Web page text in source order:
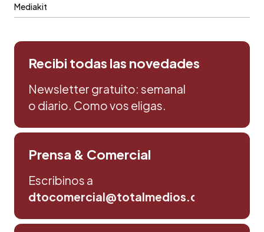
Mediakit
Recibi todas las novedades
Newsletter gratuito: semanal
o diario. Como vos eligas.
Prensa & Comercial
Escribinos a
dtocomercial@totalmedios.com